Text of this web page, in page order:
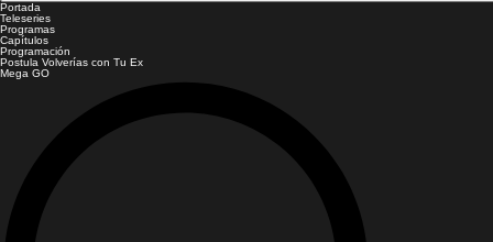
Portada
Teleseries
Programas
Capítulos
Programación
Postula Volverías con Tu Ex
Mega GO